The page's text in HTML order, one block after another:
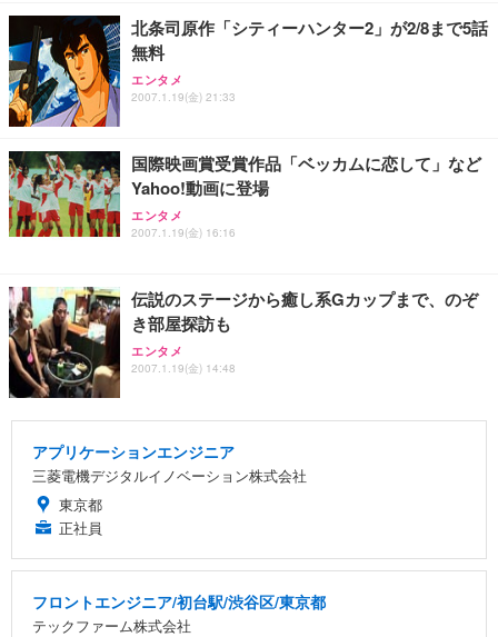
北条司原作「シティーハンター2」が2/8まで5話
無料
エンタメ
2007.1.19(金) 21:33
国際映画賞受賞作品「ベッカムに恋して」など
Yahoo!動画に登場
エンタメ
2007.1.19(金) 16:16
伝説のステージから癒し系Gカップまで、のぞ
き部屋探訪も
エンタメ
2007.1.19(金) 14:48
アプリケーションエンジニア
三菱電機デジタルイノベーション株式会社
東京都
正社員
フロントエンジニア/初台駅/渋谷区/東京都
テックファーム株式会社